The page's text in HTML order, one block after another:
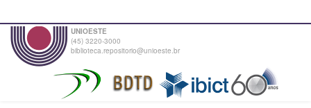
UNIOESTE
(45) 3220-3000
biblioteca.repositorio@unioeste.br